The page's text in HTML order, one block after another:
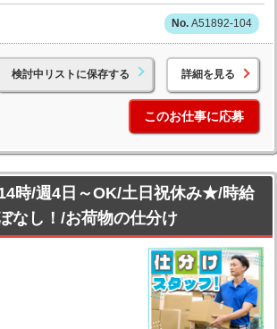
A51892-104
検討中リストに保存する 詳細を見る
このお仕事に応募
14時/週4日～OK/土日祝休み★/時給
なし！/お荷物の仕分け